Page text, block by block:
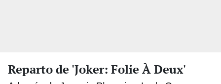
Reparto de 'Joker: Folie À Deux'